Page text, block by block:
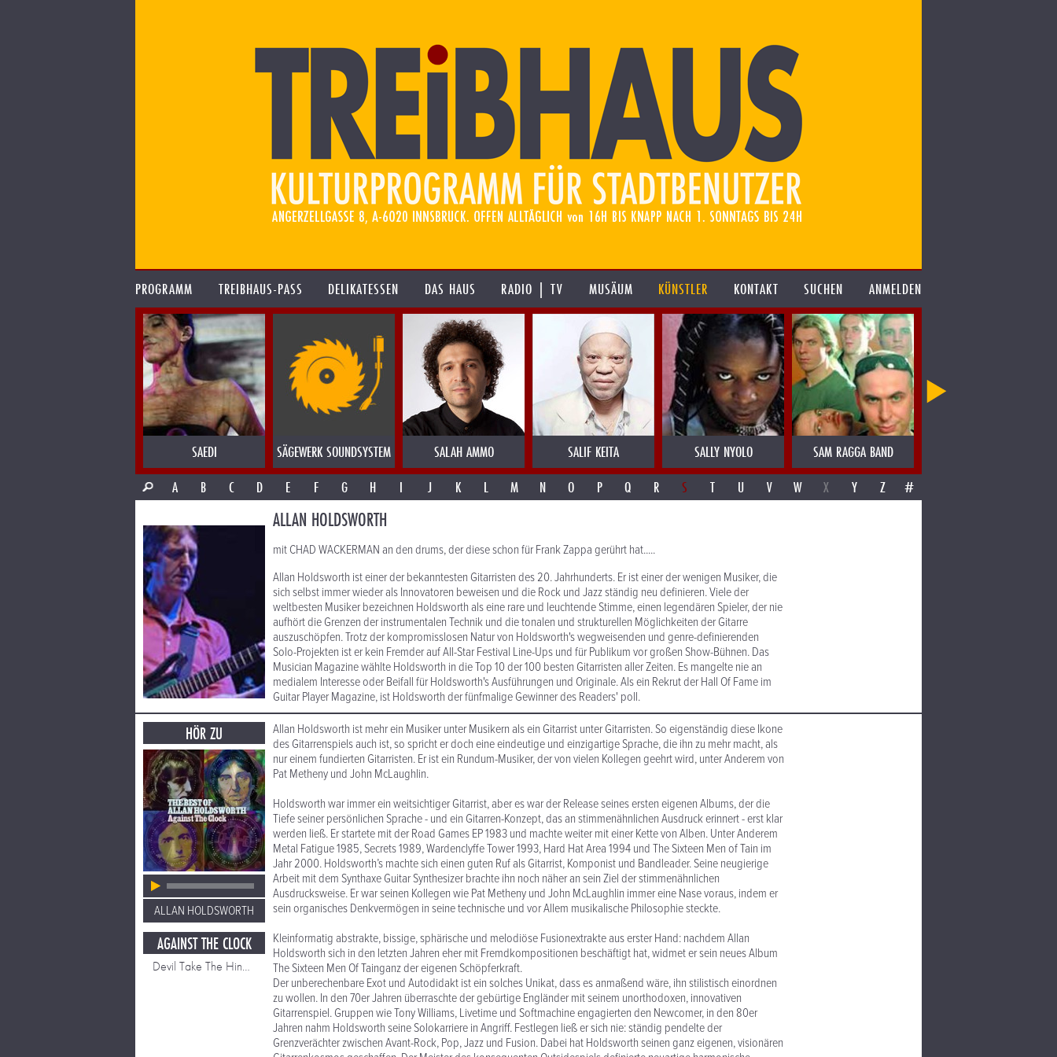
PROGRAMM TREIBHAUS-PASS DELIKATESSEN DAS HAUS RADIO | TV MUSÄUM KÜNSTLER KONTAKT SUCHEN ANMELDEN
SAEDI SÄGEWERK SOUNDSYSTEM SALAH AMMO SALIF KEITA SALLY NYOLO SAM RAGGA BAND
A
B C D E F G H I J K L M N O P Q R S T U V W X Y Z #
ALLAN HOLDSWORTH
mit CHAD WACKERMAN an den drums, der diese schon für Frank Zappa gerührt hat.....
Allan Holdsworth ist einer der bekanntesten Gitarristen des 20. Jahrhunderts. Er ist einer der wenigen Musiker, die
sich selbst immer wieder als Innovatoren beweisen und die Rock und Jazz ständig neu definieren. Viele der
weltbesten Musiker bezeichnen Holdsworth als eine rare und leuchtende Stimme, einen legendären Spieler, der nie
aufhört die Grenzen der instrumentalen Technik und die tonalen und strukturellen Möglichkeiten der Gitarre
auszuschöpfen. Trotz der kompromisslosen Natur von Holdsworth's wegweisenden und genre-definierenden
Solo-Projekten ist er kein Fremder auf All-Star Festival Line-Ups und für Publikum vor großen Show-Bühnen. Das
Musician Magazine wählte Holdsworth in die Top 10 der 100 besten Gitarristen aller Zeiten. Es mangelte nie an
medialem Interesse oder Beifall für Holdsworth's Ausführungen und Originale. Als ein Rekrut der Hall Of Fame im
Guitar Player Magazine, ist Holdsworth der fünfmalige Gewinner des Readers' poll.
HÖR ZU
ALLAN HOLDSWORTH
AGAINST THE CLOCK
Devil Take The Hindmost
Allan Holdsworth ist mehr ein Musiker unter Musikern als ein Gitarrist unter Gitarristen. So eigenständig diese Ikone
des Gitarrenspiels auch ist, so spricht er doch eine eindeutige und einzigartige Sprache, die ihn zu mehr macht, als
nur einem fundierten Gitarristen. Er ist ein Rundum-Musiker, der von vielen Kollegen geehrt wird, unter Anderem von
Pat Metheny und John McLaughlin.
Holdsworth war immer ein weitsichtiger Gitarrist, aber es war der Release seines ersten eigenen Albums, der die
Tiefe seiner persönlichen Sprache - und ein Gitarren-Konzept, das an stimmenähnlichen Ausdruck erinnert - erst klar
werden ließ. Er startete mit der Road Games EP 1983 und machte weiter mit einer Kette von Alben. Unter Anderem
Metal Fatigue 1985, Secrets 1989, Wardenclyffe Tower 1993, Hard Hat Area 1994 und The Sixteen Men of Tain im
Jahr 2000. Holdsworth’s machte sich einen guten Ruf als Gitarrist, Komponist und Bandleader. Seine neugierige
Arbeit mit dem Synthaxe Guitar Synthesizer brachte ihn noch näher an sein Ziel der stimmenähnlichen
Ausdrucksweise. Er war seinen Kollegen wie Pat Metheny und John McLaughlin immer eine Nase voraus, indem er
sein organisches Denkvermögen in seine technische und vor Allem musikalische Philosophie steckte.
Kleinformatig abstrakte, bissige, sphärische und melodiöse Fusionextrakte aus erster Hand: nachdem Allan
Holdsworth sich in den letzten Jahren eher mit Fremdkompositionen beschäftigt hat, widmet er sein neues Album
The Sixteen Men Of Tainganz der eigenen Schöpferkraft.
Der unberechenbare Exot und Autodidakt ist ein solches Unikat, dass es anmaßend wäre, ihn stilistisch einordnen
zu wollen. In den 70er Jahren überraschte der gebürtige Engländer mit seinem unorthodoxen, innovativen
Gitarrenspiel. Gruppen wie Tony Williams, Livetime und Softmachine engagierten den Newcomer, in den 80er
Jahren nahm Holdsworth seine Solokarriere in Angriff. Festlegen ließ er sich nie: ständig pendelte der
Grenzverächter zwischen Avant-Rock, Pop, Jazz und Fusion. Dabei hat Holdsworth seinen ganz eigenen, visionären